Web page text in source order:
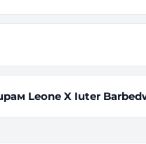
Leone X Iuter